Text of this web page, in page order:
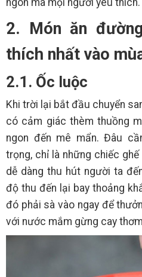
2. Món ăn
thích nhất vào
2.1. Ốc luộc
Khi trời lại bắt đầu chuyển
có cảm giác thèm thuồng
ngon đến mê mẩn. Đâu
trọng, chỉ là những chiếc
dễ dàng thu hút người ta
độ thu đến lại bay thoảng
đó phải sà vào ngay để
với nước mắm gừng cay